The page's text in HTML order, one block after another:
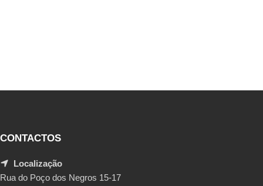
CONTACTOS
Localização
Rua do Poço dos Negros 15-17